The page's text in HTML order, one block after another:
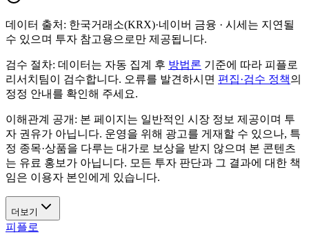
데이터 출처: 한국거래소(KRX)·네이버 금융 · 시세는 지연될
수 있으며 투자 참고용으로만 제공됩니다.
검수 절차: 데이터는 자동 집계 후 방법론 기준에 따라 피플로
리서치팀이 검수합니다. 오류를 발견하시면 편집·검수 정책의
정정 안내를 확인해 주세요.
이해관계 공개: 본 페이지는 일반적인 시장 정보 제공이며 투
자 권유가 아닙니다. 운영을 위해 광고를 게재할 수 있으나, 특
정 종목·상품을 다루는 대가로 보상을 받지 않으며 본 콘텐츠
는 유료 홍보가 아닙니다. 모든 투자 판단과 그 결과에 대한 책
임은 이용자 본인에게 있습니다.
더보기
피플로